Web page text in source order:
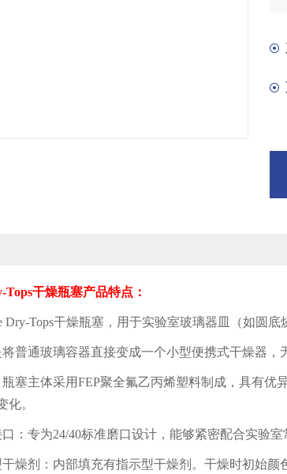
Tops干燥瓶塞产品特点：
Dry-Tops干燥瓶塞，用于实验室玻璃器皿（如圆底
普通玻璃容器直接变成一个小型便携式干燥器，
塞主体采用FEP聚全氟乙丙烯塑料制成，具有优
化。
：专为24/40标准磨口设计，能够紧密配合实验室
燥剂：内部填充有指示型干燥剂。干燥时初始颜